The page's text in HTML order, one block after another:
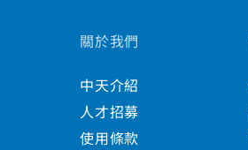
關於我們
中天介紹
人才招募
使用條款